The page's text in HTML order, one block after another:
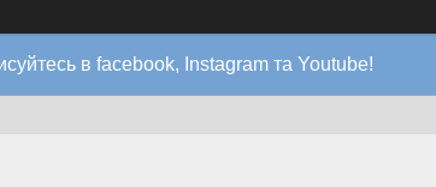
в facebook, Instagram та Youtube!